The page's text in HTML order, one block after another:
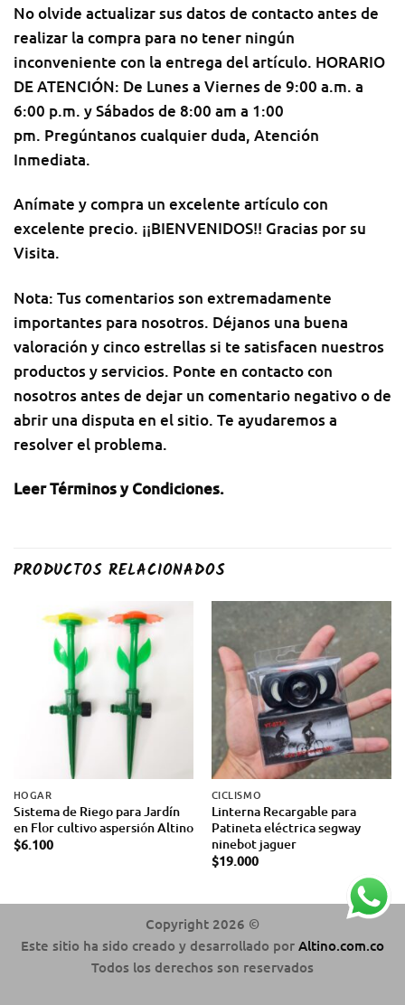
No olvide actualizar sus datos de contacto antes de
realizar la compra para no tener ningún
inconveniente con la entrega del artículo. HORARIO
DE ATENCIÓN: De Lunes a Viernes de 9:00 a.m. a
6:00 p.m. y Sábados de 8:00 am a 1:00
pm. Pregúntanos cualquier duda, Atención
Inmediata.
Anímate y compra un excelente artículo con
excelente precio. ¡¡BIENVENIDOS!! Gracias por su
Visita.
Nota: Tus comentarios son extremadamente
importantes para nosotros. Déjanos una buena
valoración y cinco estrellas si te satisfacen nuestros
productos y servicios. Ponte en contacto con
nosotros antes de dejar un comentario negativo o de
abrir una disputa en el sitio. Te ayudaremos a
resolver el problema.
Leer Términos y Condiciones.
PRODUCTOS RELACIONADOS
HOGAR
Sistema de Riego para Jardín
en Flor cultivo aspersión Altino
$6.100
CICLISMO
Linterna Recargable para
Patineta eléctrica segway
ninebot jaguer
$19.000
Copyright 2026 ©
Este sitio ha sido creado y desarrollado por Altino.com.co
Todos los derechos son reservados